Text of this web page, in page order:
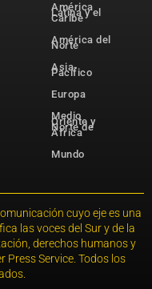
América
Latina y el
Caribe
América del
Norte
Asia-
Pacífico
Europa
Medio
Oriente y
Norte de
África
Mundo
cuyo eje es una
las voces del Sur y de la
derechos humanos y
Service. Todos los